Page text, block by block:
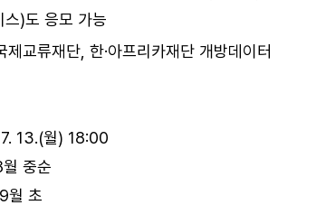
스)도 응모 가능
교류재단, 한·아프리카재단 개방데이터
13.(월) 18:00
중순
월 초